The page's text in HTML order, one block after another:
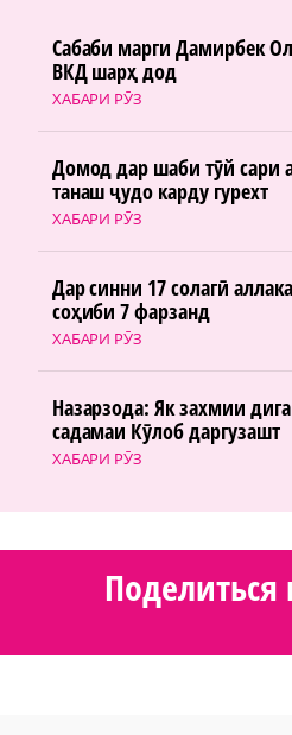
ХАБАРИ РӮЗ
Сабаби марги Дамирбек
ВКД шарҳ дод
ХАБАРИ РӮЗ
Домод дар шаби тӯй сари
танаш ҷудо карду гурехт
ХАБАРИ РӮЗ
Дар синни 17 солагӣ
соҳиби 7 фарзанд
ХАБАРИ РӮЗ
Назарзода: Як захмии
садамаи Кӯлоб даргузашт
Поделиться